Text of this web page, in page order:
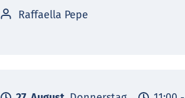
Raffaella Pepe